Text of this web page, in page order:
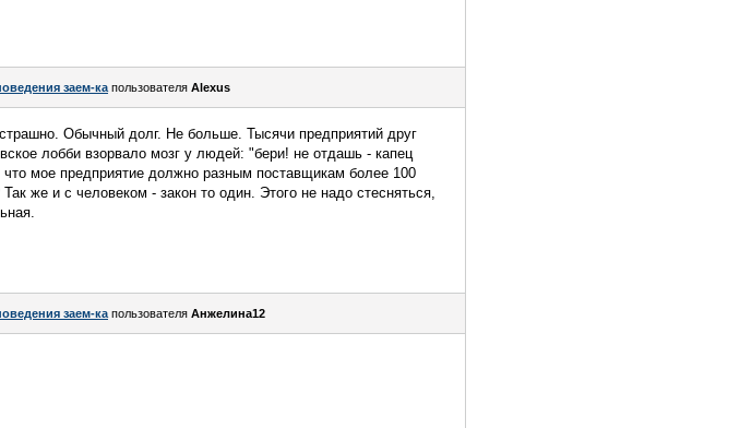
заем-ка пользователя Alexus
Обычный долг. Не больше. Тысячи предприятий друг
лобби взорвало мозг у людей: "бери! не отдашь - капец
мое предприятие должно разным поставщикам более 100
же и с человеком - закон то один. Этого не надо стесняться,
заем-ка пользователя Анжелина12